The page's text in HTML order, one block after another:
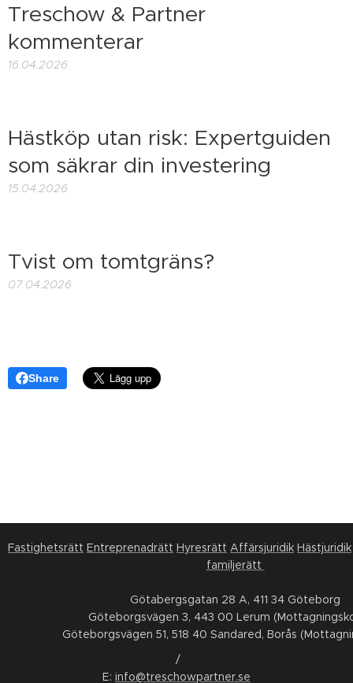
Treschow & Partner
kommenterar
16.04.2026
Hästköp utan risk: Expertguiden
som säkrar din investering
15.04.2026
Tvist om tomtgräns?
07.04.2026
Share
Fastighetsrätt Entreprenadrätt Hyresrätt Affärsjuridik Hästjuridik
familjerätt
Götabergsgatan 28 A, 411 34 Göteborg
Göteborgsvägen 3, 443 00 Lerum
Göteborgsvägen 51, 518 40 Sandared, Borås
/
E: info@treschowpartner.se